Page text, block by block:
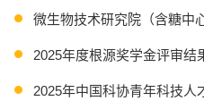
微生物技术研究院（含糖中
2025年度根源奖学金评审结
2025年中国科协青年科技